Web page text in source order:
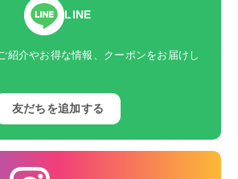
LINE
紹介やお得な情報、クーポンをお届けし
友だちを追加する